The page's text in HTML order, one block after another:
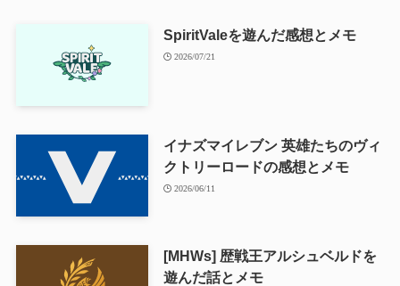
SpiritValeを遊んだ感想とメモ
2026/07/21
イナズマイレブン 英雄たちのヴィ
クトリーロードの感想とメモ
2026/06/11
[MHWs] 歴戦王アルシュベルドを
遊んだ話とメモ